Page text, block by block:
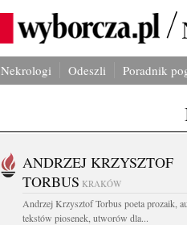
Nekrologi Odeszli Poradnik
ANDRZEJ KRZYSZTOF
TORBUS KRAKÓW
Andrzej Krzysztof Torbus poeta prozaik,
tekstów piosenek, utworów dla...